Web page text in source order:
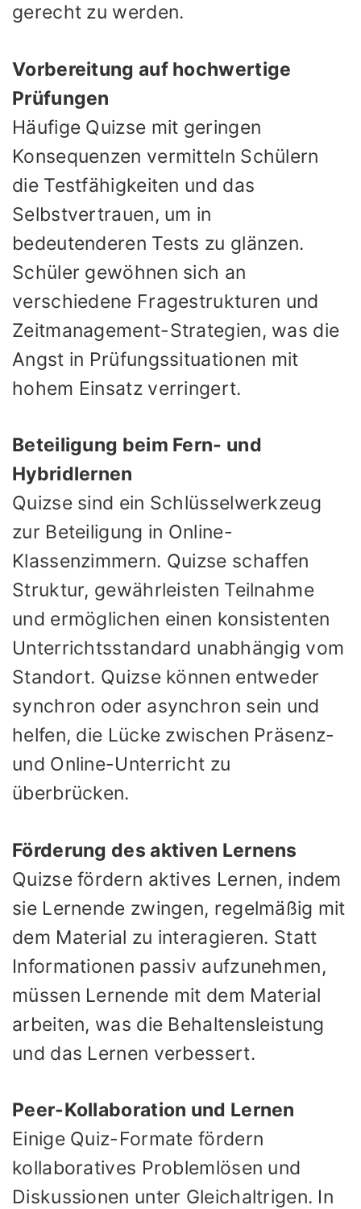
gerecht zu werden.
Vorbereitung auf hochwertige
Prüfungen
Häufige Quizse mit geringen
Konsequenzen vermitteln Schülern
die Testfähigkeiten und das
Selbstvertrauen, um in
bedeutenderen Tests zu glänzen.
Schüler gewöhnen sich an
verschiedene Fragestrukturen und
Zeitmanagement-Strategien, was die
Angst in Prüfungssituationen mit
hohem Einsatz verringert.
Beteiligung beim Fern- und
Hybridlernen
Quizse sind ein Schlüsselwerkzeug
zur Beteiligung in Online-
Klassenzimmern. Quizse schaffen
Struktur, gewährleisten Teilnahme
und ermöglichen einen konsistenten
Unterrichtsstandard unabhängig vom
Standort. Quizse können entweder
synchron oder asynchron sein und
helfen, die Lücke zwischen Präsenz-
und Online-Unterricht zu
überbrücken.
Förderung des aktiven Lernens
Quizse fördern aktives Lernen, indem
sie Lernende zwingen, regelmäßig mit
dem Material zu interagieren. Statt
Informationen passiv aufzunehmen,
müssen Lernende mit dem Material
arbeiten, was die Behaltensleistung
und das Lernen verbessert.
Peer-Kollaboration und Lernen
Einige Quiz-Formate fördern
kollaboratives Problemlösen und
Diskussionen unter Gleichaltrigen. In